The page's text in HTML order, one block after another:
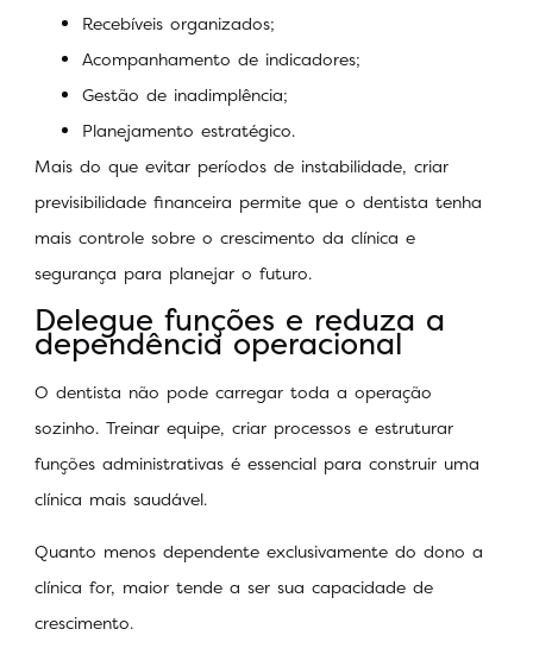
Recebíveis organizados;
Acompanhamento de indicadores;
Gestão de inadimplência;
Planejamento estratégico.
Mais do que evitar períodos de instabilidade, criar
previsibilidade financeira permite que o dentista tenha
mais controle sobre o crescimento da clínica e
segurança para planejar o futuro.
Delegue funções e reduza a
dependência operacional
O dentista não pode carregar toda a operação
sozinho. Treinar equipe, criar processos e estruturar
funções administrativas é essencial para construir uma
clínica mais saudável.
Quanto menos dependente exclusivamente do dono a
clínica for, maior tende a ser sua capacidade de
crescimento.